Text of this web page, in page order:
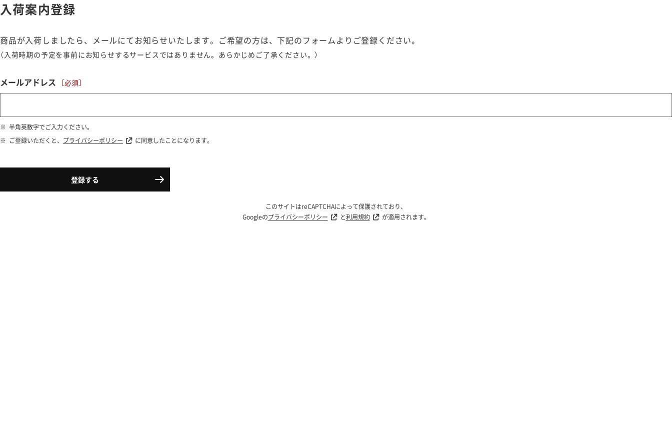
入荷案内登録
商品が入荷しましたら、メールにてお知らせいたします。ご希望の方は、下記のフォームよりご登録ください。
（入荷時期の予定を事前にお知らせするサービスではありません。あらかじめご了承ください。）
メールアドレス
半角英数字でご入力ください。
ご登録いただくと、 プライバシーポリシー に同意したことになります。
登録する
このサイトはreCAPTCHAによって保護されており、
Googleのプライバシーポリシー と利用規約 が適用されます。